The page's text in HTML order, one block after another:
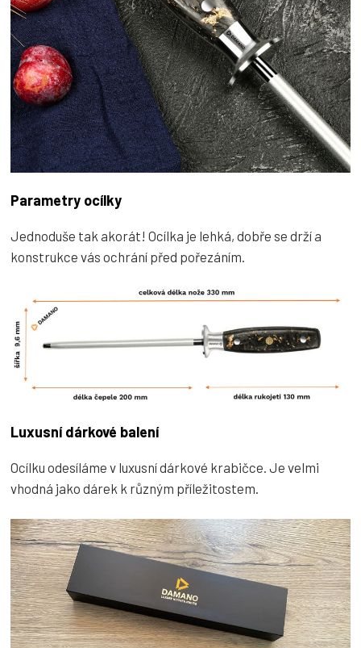
Parametry ocílky
Jednoduše tak akorát! Ocílka je lehká, dobře se drží a
konstrukce vás ochrání před pořezáním.
Luxusní dárkové balení
Ocílku odesíláme v luxusní dárkové krabičce. Je velmi
vhodná jako dárek k různým příležitostem.